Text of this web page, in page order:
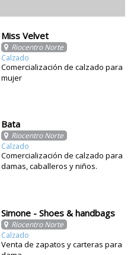
Miss Velvet
Riocentro Norte
Calzado
Comercialización de calzado para
mujer
Bata
Riocentro Norte
Calzado
Comercialización de calzado para
damas, caballeros y niños.
Simone - Shoes & handbags
Riocentro Norte
Calzado
Venta de zapatos y carteras para